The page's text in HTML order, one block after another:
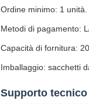
Ordine minimo: 1
Metodi di pagamento:
Capacità di fornitura:
Imballaggio: sacchetti
Supporto